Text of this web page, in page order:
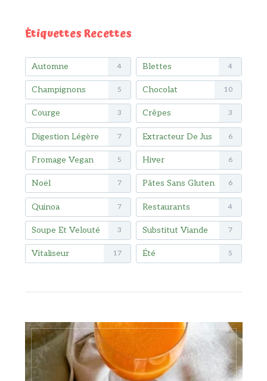
Étiquettes Recettes
Automne 4 Blettes 4
Champignons 5 Chocolat 10
Courge 3 Crêpes 3
Digestion Légère 7 Extracteur De Jus 6
Fromage Vegan 5 Hiver 6
Noël 7 Pâtes Sans Gluten 6
Quinoa 7 Restaurants 4
Soupe Et Velouté 3 Substitut Viande 7
Vitaliseur 17 Été 5